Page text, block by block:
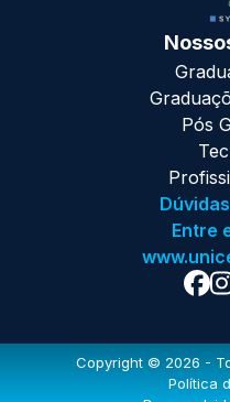
Pós
Entre
Copyright © 2026 -
Política